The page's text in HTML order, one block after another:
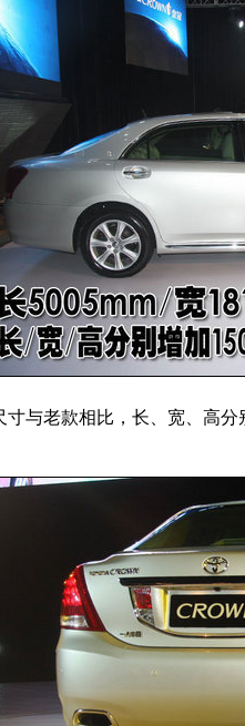
与老款相比，长、宽、高